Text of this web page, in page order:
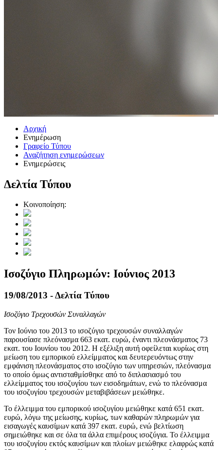
Αρχική
Ενημέρωση
Γραφείο Τύπου
Αναζήτηση ενημερώσεων
Ενημερώσεις
Δελτία Τύπου
Κοινοποίηση:
Ισοζύγιο Πληρωμών: Ιούνιος 2013
19/08/2013 - Δελτία Τύπου
Ισοζύγιο Τρεχουσών Συναλλαγών
Τον Ιούνιο του 2013 το ισοζύγιο τρεχουσών συναλλαγών
παρουσίασε πλεόνασμα 663 εκατ. ευρώ, έναντι πλεονάσματος 73
εκατ. του Ιουνίου του 2012. Η εξέλιξη αυτή οφείλεται κυρίως στη
μείωση του εμπορικού ελλείμματος και δευτερευόντως στην
εμφάνιση πλεονάσματος στο ισοζύγιο των υπηρεσιών, πλεόνασμα
το οποίο όμως αντισταθμίσθηκε από το διπλασιασμό του
ελλείμματος του ισοζυγίου των εισοδημάτων, ενώ το πλεόνασμα
του ισοζυγίου τρεχουσών μεταβιβάσεων μειώθηκε.
Το έλλειμμα του εμπορικού ισοζυγίου μειώθηκε κατά 651 εκατ.
ευρώ, λόγω της μείωσης, κυρίως, των καθαρών πληρωμών για
εισαγωγές καυσίμων κατά 397 εκατ. ευρώ, ενώ βελτίωση
σημειώθηκε και σε όλα τα άλλα επιμέρους ισοζύγια. Το έλλειμμα
του ισοζυγίου εκτός καυσίμων και πλοίων μειώθηκε ελαφρώς κατά